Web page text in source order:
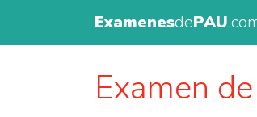
ExamenesdePAU
Examen de